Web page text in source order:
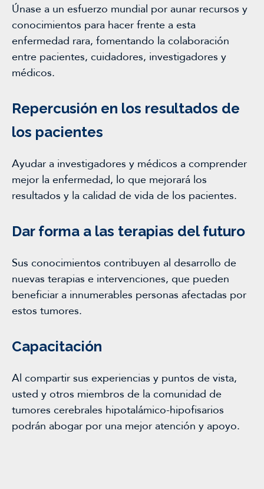
Únase a un esfuerzo mundial por aunar recursos y
conocimientos para hacer frente a esta
enfermedad rara, fomentando la colaboración
entre pacientes, cuidadores, investigadores y
médicos.
Repercusión en los resultados de
los pacientes
Ayudar a investigadores y médicos a comprender
mejor la enfermedad, lo que mejorará los
resultados y la calidad de vida de los pacientes.
Dar forma a las terapias del futuro
Sus conocimientos contribuyen al desarrollo de
nuevas terapias e intervenciones, que pueden
beneficiar a innumerables personas afectadas por
estos tumores.
Capacitación
Al compartir sus experiencias y puntos de vista,
usted y otros miembros de la comunidad de
tumores cerebrales hipotalámico-hipofisarios
podrán abogar por una mejor atención y apoyo.